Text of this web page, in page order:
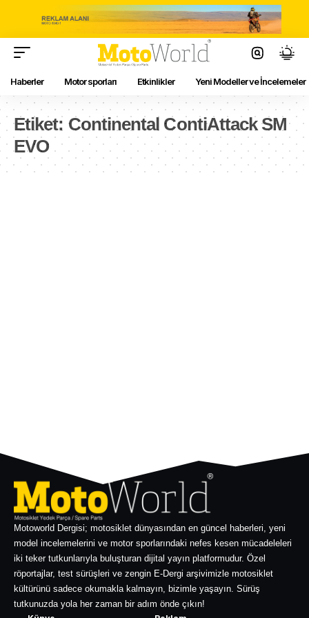
Haberler Motor sporları Etkinlikler Yeni Modeller ve İncelemeler
Etiket: Continental ContiAttack SM
EVO
Motoworld Dergisi; motosiklet dünyasından en güncel haberleri, yeni
model incelemelerini ve motor sporlarındaki nefes kesen mücadeleleri
iki teker tutkunlarıyla buluşturan dijital yayın platformudur. Özel
röportajlar, test sürüşleri ve zengin E-Dergi arşivimizle motosiklet
kültürünü sadece okumakla kalmayın, bizimle yaşayın. Sürüş
tutkunuzda yola her zaman bir adım önde çıkın!